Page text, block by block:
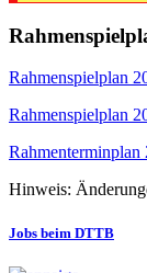
Rahmenspielplan
Rahmenspielplan
Rahmenterminplan
Hinweis:
Jobs beim DTTB